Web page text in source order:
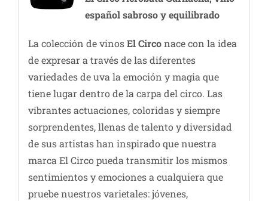
español sabroso y equilibrado
La colección de vinosElCirconace con la idea
de expresar a través de las diferentes
variedades de uva la emoción y magia que
tiene lugar dentro de la carpa del circo. Las
vibrantes actuaciones, coloridas y siempre
sorprendentes, llenas de talento y diversidad
de sus artistas han inspirado que nuestra
marca El Circo pueda transmitir los mismos
sentimientos y emociones a cualquiera que
pruebe nuestros varietales: jóvenes,